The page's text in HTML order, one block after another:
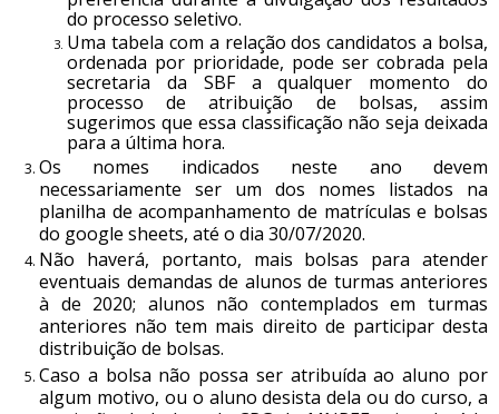
do processo seletivo.
Uma tabela com a relação dos candidatos a bolsa,
ordenada por prioridade, pode ser cobrada pela
secretaria da SBF a qualquer momento do
processo de atribuição de bolsas, assim
sugerimos que essa classificação não seja deixada
para a última hora.
Os nomes indicados neste ano devem
necessariamente ser um dos nomes listados na
planilha de acompanhamento de matrículas e bolsas
do google sheets, até o dia 30/07/2020.
Não haverá, portanto, mais bolsas para atender
eventuais demandas de alunos de turmas anteriores
à de 2020; alunos não contemplados em turmas
anteriores não tem mais direito de participar desta
distribuição de bolsas.
Caso a bolsa não possa ser atribuída ao aluno por
algum motivo, ou o aluno desista dela ou do curso, a